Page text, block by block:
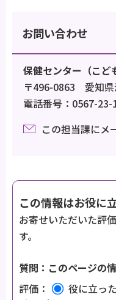
お問い合わせ
保健センター（こど
〒496-0863 愛知県
電話番号：0567-23-
この担当課にメ
この情報はお役に
お寄せいただいた評
す。
質問：このページの
評価：
役に立った